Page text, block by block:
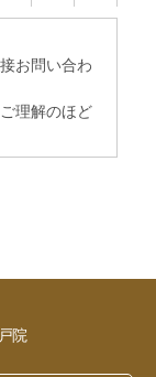
お問い合わ
理解のほど
院